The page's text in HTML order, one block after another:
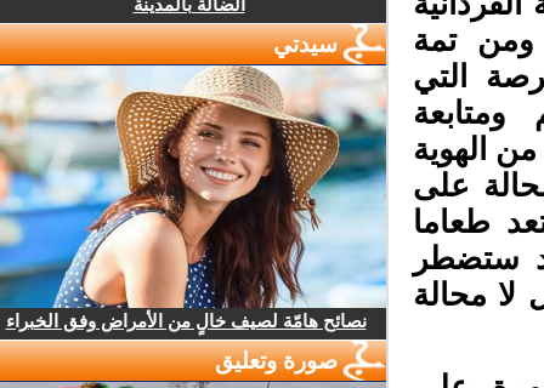
تمة
التي
الهوية
على
طعاما
ستضطر
محالة
الضالة بالمدينة
سيدتي
نصائح هامّة لصيف خالٍ من الأمراض وفق الخبراء
صورة وتعليق